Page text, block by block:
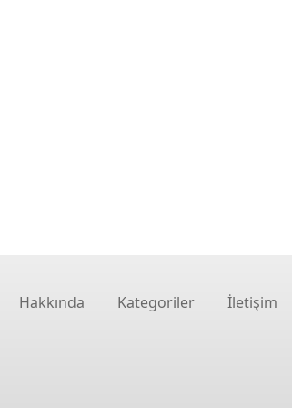
Hakkında Kategoriler İletişim